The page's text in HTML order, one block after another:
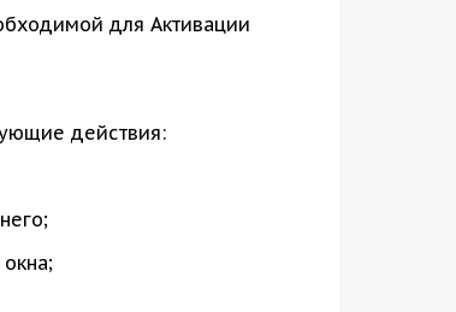
для Активации
действия: